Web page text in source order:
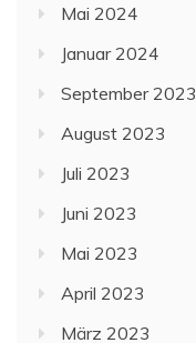
Mai 2024
Januar 2024
September 2023
August 2023
Juli 2023
Juni 2023
Mai 2023
April 2023
März 2023